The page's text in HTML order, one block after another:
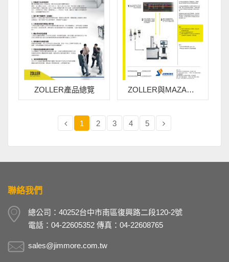
ZOLLER產品總覽 ZOLLER與MAZAK-Smooth刀具管理介面
1 2 3 4 5
聯絡我們
總公司：40252台中市南區復興路二段120-2號
電話：04-22605352 傳真：04-22608765
sales@jimmore.com.tw